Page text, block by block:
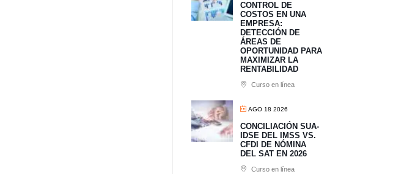
CONTROL DE
COSTOS EN UNA
EMPRESA:
DETECCIÓN DE
ÁREAS DE
OPORTUNIDAD PARA
MAXIMIZAR LA
RENTABILIDAD
Curso en línea
AGO 18 2026
CONCILIACIÓN SUA-
IDSE DEL IMSS VS.
CFDI DE NÓMINA
DEL SAT EN 2026
Curso en línea